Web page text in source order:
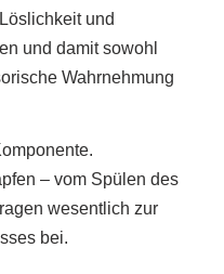
und
und damit sowohl
Wahrnehmung
– vom Spülen des
wesentlich zur
bei.